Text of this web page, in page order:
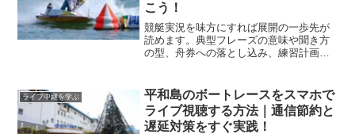
こう！
競艇実況を味方にすれば展開の一歩先が
読めます。典型フレーズの意味や聞き方
の型、舟券への落とし込み、練習計画ま
ライブ中継を学ぶ
平和島のボートレースをスマホで
ライブ視聴する方法｜通信節約と
遅延対策をすぐ実践！